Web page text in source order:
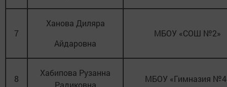
7
Ханова Диляра
Айдаровна
МБОУ «СОШ №2»
8
Хабипова Рузанна
МБОУ «Гимназия